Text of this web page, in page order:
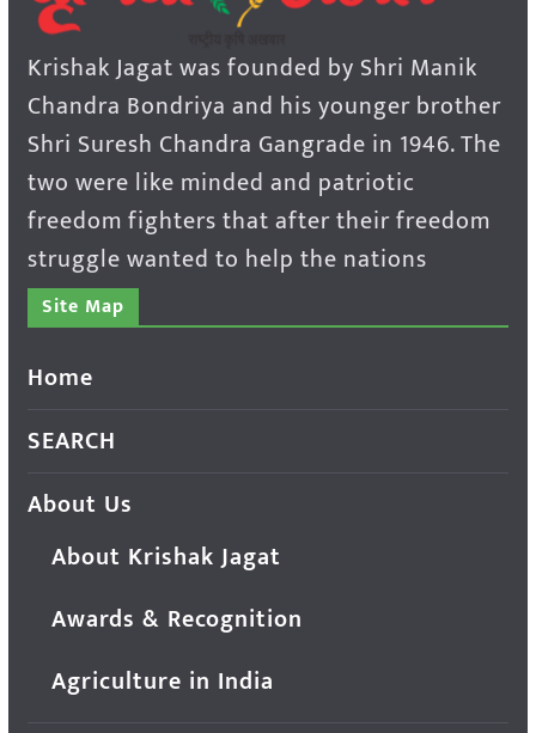
Krishak Jagat was founded by Shri Manik
Chandra Bondriya and his younger brother
Shri Suresh Chandra Gangrade in 1946. The
two were like minded and patriotic
freedom fighters that after their freedom
struggle wanted to help the nations
Site Map
Home
SEARCH
About Us
About Krishak Jagat
Awards & Recognition
Agriculture in India